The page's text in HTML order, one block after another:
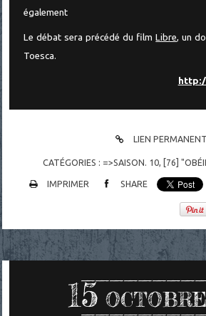
également
Le débat sera précédé du filmLibre, un
Toesca.
LIEN PERMANENT
CATÉGORIES : =>SAISON. 10, [76]
IMPRIMER SHARE
15